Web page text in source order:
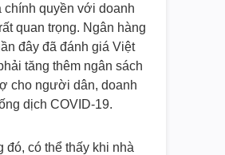
chính quyền với doanh
quan trọng. Ngân hàng
đây đã đánh giá Việt
tăng thêm ngân sách
cho người dân, doanh
dịch COVID-19.
đó, có thể thấy khi nhà